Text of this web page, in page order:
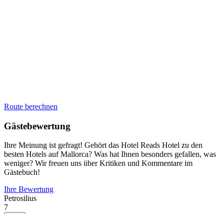
Route berechnen
Gästebewertung
Ihre Meinung ist gefragt! Gehört das Hotel Reads Hotel zu den
besten Hotels auf Mallorca? Was hat Ihnen besonders gefallen, was
weniger? Wir freuen uns über Kritiken und Kommentare im
Gästebuch!
Ihre Bewertung
Petrosilius
7